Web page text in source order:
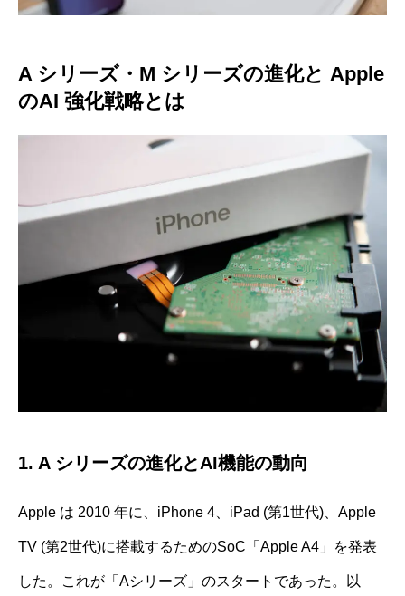
A シリーズ・M シリーズの進化と Apple
のAI 強化戦略とは
1. A シリーズの進化とAI機能の動向
Apple は 2010 年に、iPhone 4、iPad (第1世代)、Apple
TV (第2世代)に搭載するためのSoC「Apple A4」を発表
した。これが「Aシリーズ」のスタートであった。以